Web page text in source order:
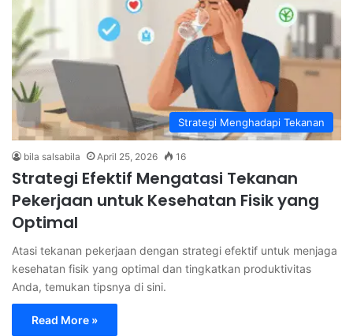
Strategi Menghadapi Tekanan
bila salsabila April 25, 2026 16
Strategi Efektif Mengatasi Tekanan
Pekerjaan untuk Kesehatan Fisik yang
Optimal
Atasi tekanan pekerjaan dengan strategi efektif untuk menjaga
kesehatan fisik yang optimal dan tingkatkan produktivitas
Anda, temukan tipsnya di sini.
Read More »